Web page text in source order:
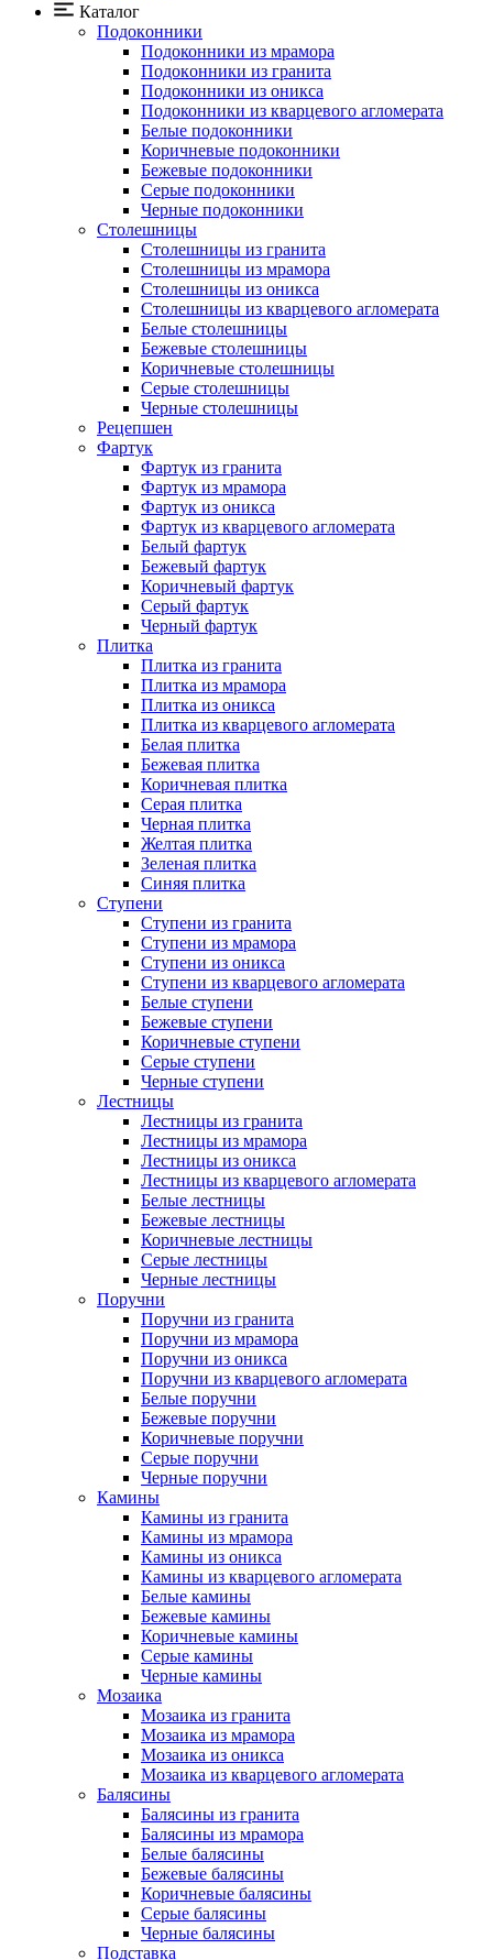
Каталог
Подокoнники
Подоконники из мрамора
Подокoнники из гранита
Подоконники из оникса
Подоконники из кварцевого агломерата
Белые подоконники
Коричневые подоконники
Бежевые подоконники
Серые подоконники
Черные подоконники
Столешницы
Столешницы из гранита
Столешницы из мрамора
Столешницы из оникса
Столешницы из кварцевого агломерата
Белые столешницы
Бежевые столешницы
Коричневые столешницы
Серые столешницы
Черные столешницы
Рецепшен
Фартук
Фартук из гранита
Фартук из мрамора
Фартук из оникса
Фартук из кварцевого агломерата
Белый фартук
Бежевый фартук
Коричневый фартук
Серый фартук
Черный фартук
Плитка
Плитка из гранита
Плитка из мрамора
Плитка из оникса
Плитка из кварцевого агломерата
Белая плитка
Бежевая плитка
Коричневая плитка
Серая плитка
Черная плитка
Желтая плитка
Зеленая плитка
Синяя плитка
Ступени
Ступени из гранита
Ступени из мрамора
Ступени из оникса
Ступени из кварцевого агломерата
Белые ступени
Бежевые ступени
Коричневые ступени
Серые ступени
Черные ступени
Лестницы
Лестницы из гранита
Лестницы из мрамора
Лестницы из оникса
Лестницы из кварцевого агломерата
Белые лестницы
Бежевые лестницы
Коричневые лестницы
Серые лестницы
Черные лестницы
Поручни
Поручни из гранита
Поручни из мрамора
Поручни из оникса
Поручни из кварцевого агломерата
Белые поручни
Бежевые поручни
Коричневые поручни
Серые поручни
Черные поручни
Камины
Камины из гранита
Камины из мрамора
Камины из оникса
Камины из кварцевого агломерата
Белые камины
Бежевые камины
Коричневые камины
Серые камины
Черные камины
Мозаика
Мозаика из гранита
Мозаика из мрамора
Мозаика из оникса
Мозаика из кварцевого агломерата
Балясины
Балясины из гранита
Балясины из мрамора
Белые балясины
Бежевые балясины
Коричневые балясины
Серые балясины
Черные балясины
Подставка